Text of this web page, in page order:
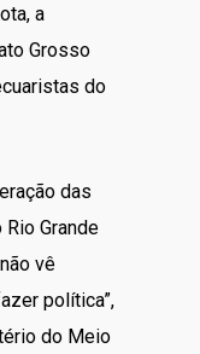
a
Grosso
do
das
Grande
vê
política”,
do Meio